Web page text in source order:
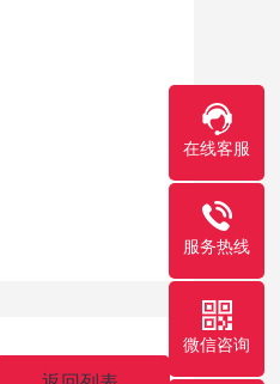
在线客服
服务热线
微信咨询